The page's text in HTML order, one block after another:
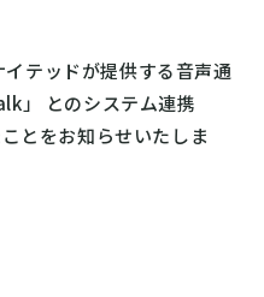
テッドが提供する音声通
」 とのシステム連携
とをお知らせいたしま